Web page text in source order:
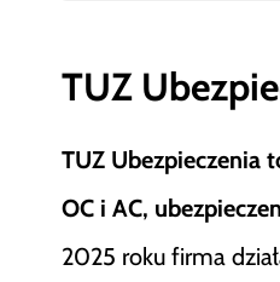
TUZ
TUZ Ubezpieczenia
OC i AC,
2025 roku firma